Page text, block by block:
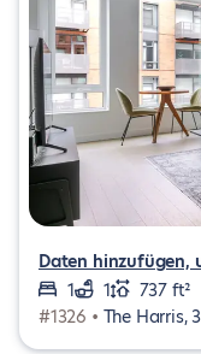
Daten hinzufügen,
1
1
737 ft²
#1326 • The Harris,